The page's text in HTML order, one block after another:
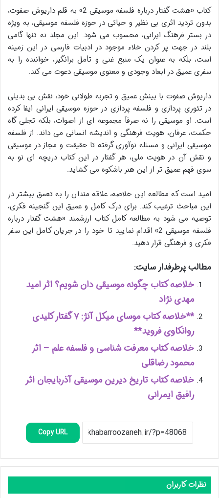
کتاب «هشت گفتار درباره فلسفه موسیقی 2» به قلم داریوش صفوت،
بدون تردید اثری بی نظیر و حیاتی در حوزه فلسفه موسیقی، به ویژه
در بستر فرهنگ ایرانی، محسوب می شود. این مجلد نه تنها گامی
بلند در جهت پر کردن خلاء موجود در ادبیات فارسی در این زمینه
است، بلکه به عنوان یک منبع غنی و تأمل برانگیز، خواننده را به
سفری عمیق در ابعاد وجودی و معنوی موسیقی دعوت می کند.
داریوش صفوت با بینش عمیق و تجربه طولانی خود، نقش بی بدیلی
در تئوری پردازی و فلسفه پردازی در حوزه موسیقی ایرانی ایفا کرده
است. او موسیقی را نه صرفاً مجموعه ای از اصوات، بلکه تجلی گاه
حکمت، عرفان، هویت فرهنگی و اندیشه انسانی می داند. از فلسفه
موسیقی ایرانی و مسئله نوآوری گرفته تا حقیقت و مجاز در موسیقی
و نقش آن در هویت ملی، هر گفتار در این کتاب دریچه ای نو به
سوی فهم عمیق تر از این هنر باشکوه می گشاید.
امید است که مطالعه این خلاصه، علاقه مندان را به تعمق بیشتر در
این مباحث ترغیب کند. برای درک کامل و عمیق این گنجینه فکری،
توصیه می شود به مطالعه کامل کتاب ارزشمند «هشت گفتار درباره
فلسفه موسیقی 2» اقدام نمایید تا خود را در جریان کامل این سفر
فکری و فرهنگی قرار دهید.
مطالب پرطرفدار سایت:
خلاصه کتاب چگونه موسیقی دان شویم؟ اثر امید
مهدی نژاد
**خلاصه کتاب موسای میکل آنژ: ۷ گفتار کلیدی
روانکاوی فروید**
خلاصه کتاب معرفت شناسی و فلسفه علم – اثر
محمود رضاقلی
خلاصه کتاب تاریخ دیرین موسیقی آذربایجان اثر
رافیق ایمرانی
Copy URL
نظرات کاربران